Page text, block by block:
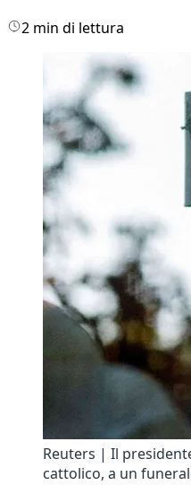
2 min di lettura
Reuters | Il
cattolico, a un